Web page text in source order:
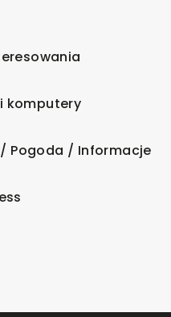
komputery
Pogoda / Informacje